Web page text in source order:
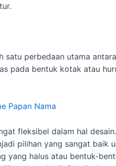
satu perbedaan utama
pada bentuk kotak atau
Papan Nama
fleksibel dalam hal
pilihan yang sangat baik
yang halus atau bentuk-